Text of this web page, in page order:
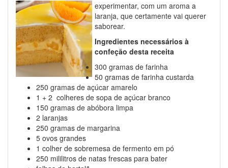
experimentar, com um aroma a
laranja, que certamente vai querer
saborear.
Ingredientes necessários à
confeção desta receita
300 gramas de farinha
50 gramas de farinha custarda
250 gramas de açúcar amarelo
1 + 2 colheres de sopa de açúcar branco
150 gramas de abóbora limpa
2 laranjas
250 gramas de margarina
5 ovos grandes
1 colher de sobremesa de fermento em pó
250 mililitros de natas frescas para bater